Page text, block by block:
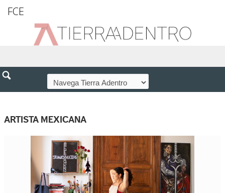
FCE
ARTISTA MEXICANA